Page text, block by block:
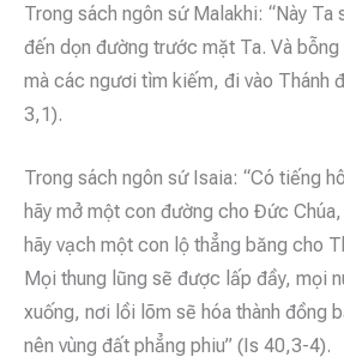
Trong sách ngôn sứ Malakhi: “Này Ta
đến dọn đường trước mặt Ta. Và bỗng
mà các ngươi tìm kiếm, đi vào Thánh
3,1).
Trong sách ngôn sứ Isaia: “Có tiếng
hãy mở một con đường cho Đức
hãy vạch một con lộ thẳng băng cho
Mọi thung lũng sẽ được lấp đầy, mọi
xuống, nơi lồi lõm sẽ hóa thành đồng
nên vùng đất phẳng phiu” (Is 40,3-4).